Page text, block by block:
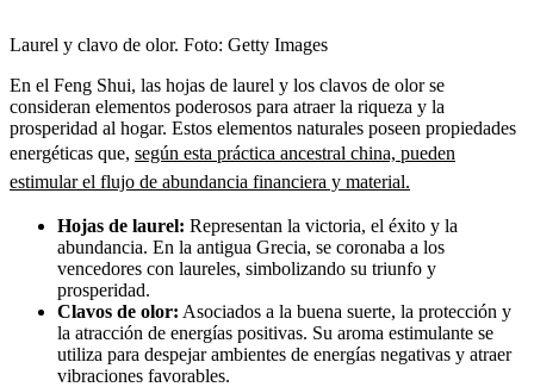
Laurel y clavo de olor. Foto: Getty Images
En el Feng Shui, las hojas de laurel y los clavos de olor se
consideran elementos poderosos para atraer la riqueza y la
prosperidad al hogar. Estos elementos naturales poseen propiedades
energéticas que, según esta práctica ancestral china, pueden
estimular el flujo de abundancia financiera y material.
Hojas de laurel: Representan la victoria, el éxito y la
abundancia. En la antigua Grecia, se coronaba a los
vencedores con laureles, simbolizando su triunfo y
prosperidad.
Clavos de olor: Asociados a la buena suerte, la protección y
la atracción de energías positivas. Su aroma estimulante se
utiliza para despejar ambientes de energías negativas y atraer
vibraciones favorables.